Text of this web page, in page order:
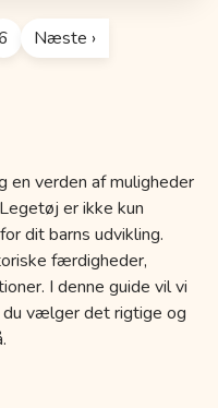
Næste ›
en verden af muligheder
er ikke kun
dit barns udvikling.
færdigheder,
I denne guide vil vi
du vælger det rigtige og